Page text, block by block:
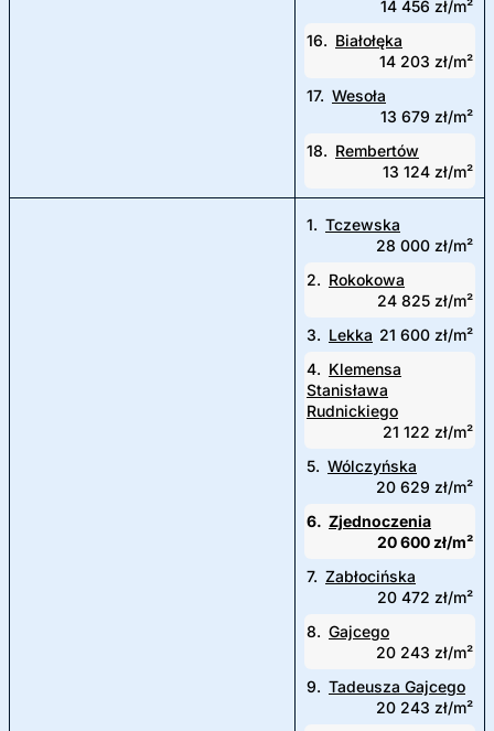
14 456 zł/m²
16. Białołęka
14 203 zł/m²
17. Wesoła
13 679 zł/m²
18. Rembertów
13 124 zł/m²
1. Tczewska
28 000 zł/m²
2. Rokokowa
24 825 zł/m²
3. Lekka 21 600 zł/m²
4. Klemensa
Stanisława
Rudnickiego
21 122 zł/m²
5. Wólczyńska
20 629 zł/m²
6. Zjednoczenia
20 600 zł/m²
7. Zabłocińska
20 472 zł/m²
8. Gajcego
20 243 zł/m²
9. Tadeusza Gajcego
20 243 zł/m²